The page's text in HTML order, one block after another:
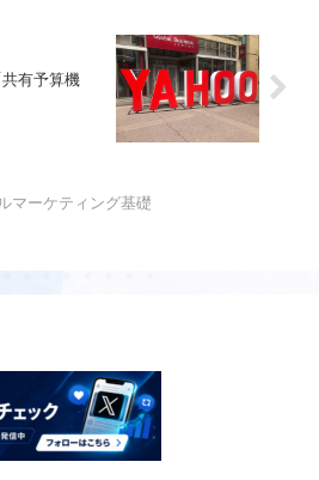
有予算機
マーケティング基礎